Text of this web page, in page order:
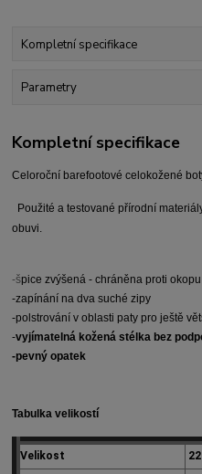
Kompletní specifikace
Parametry
Kompletní specifikace
Celoroční barefootové celokožené
Použité a testované přírodní
obuvi.
-špice zvýšená - chráněna proti okopu
-zapínání na dva suché zipy
-polstrování v oblasti paty pro ještě
-vyjímatelná kožená stélka bez
-pevný opatek
Tabulka velikostí
Velikost 22